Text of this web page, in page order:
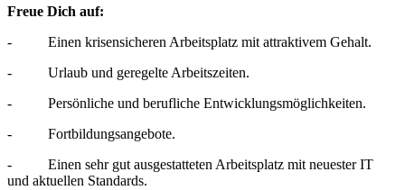
Freue Dich auf:
- Einen krisensicheren Arbeitsplatz mit attraktivem Gehalt.
- Urlaub und geregelte Arbeitszeiten.
- Persönliche und berufliche Entwicklungsmöglichkeiten.
- Fortbildungsangebote.
- Einen sehr gut ausgestatteten Arbeitsplatz mit neuester IT
und aktuellen Standards.